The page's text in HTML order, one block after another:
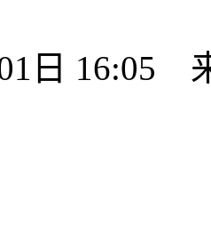
日 16:05